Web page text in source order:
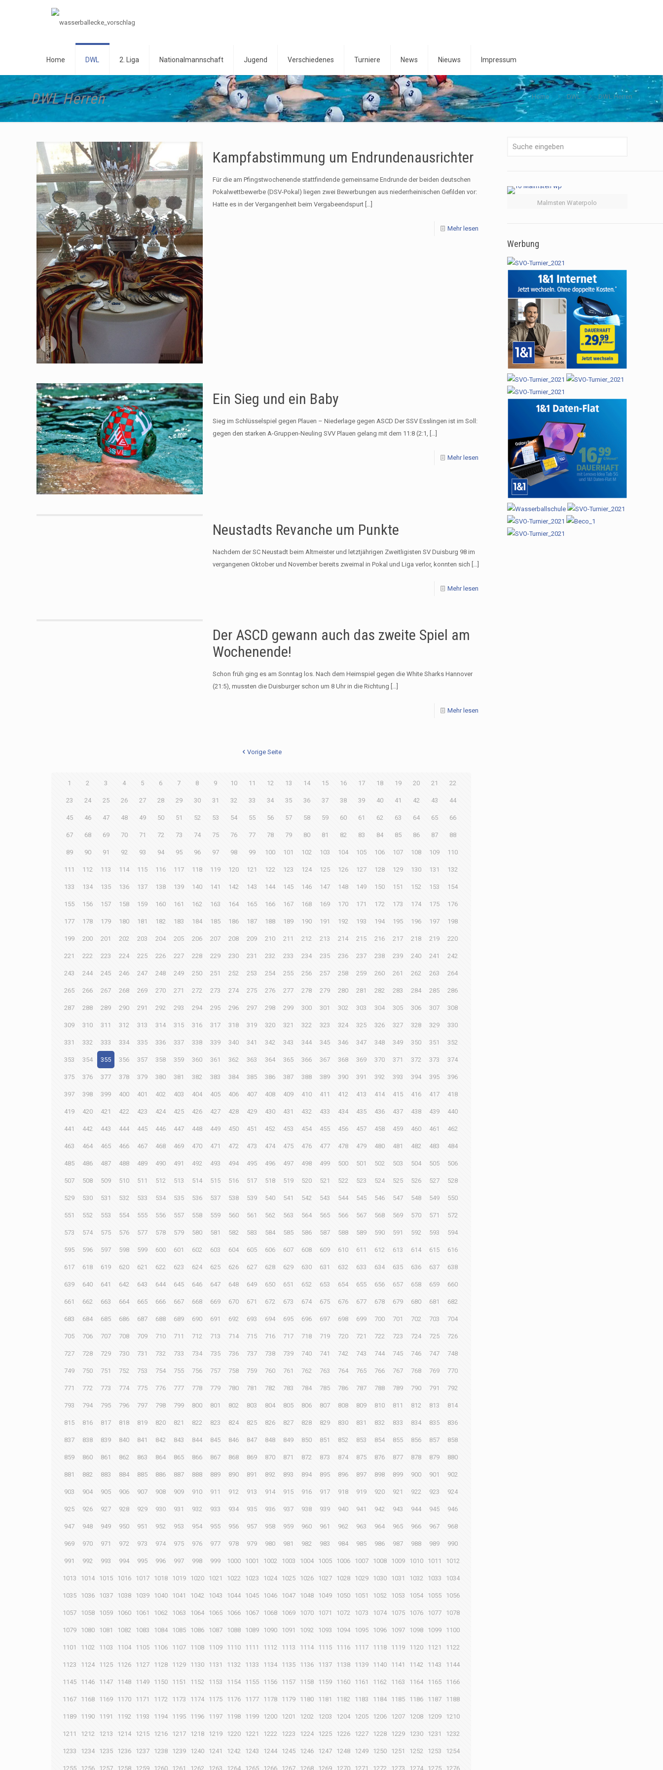
Home DWL 2. Liga Nationalmannschaft Jugend Verschiedenes Turniere News Nieuws Impressum
DWL Herren Home DWL DWL Herren
Kampfabstimmung um Endrundenausrichter
Für die am Pfingstwochenende stattfindende gemeinsame Endrunde der beiden deutschen
Pokalwettbewerbe (DSV-Pokal) liegen zwei Bewerbungen aus niederrheinischen Gefilden vor:
Hatte es in der Vergangenheit beim Vergabeendspurt[…]
Mehr lesen
Ein Sieg und ein Baby
Sieg im Schlüsselspiel gegen Plauen – Niederlage gegen ASCD Der SSV Esslingen ist im Soll:
gegen den starken A-Gruppen-Neuling SVV Plauen gelang mit dem 11:8 (2:1,
Mehr lesen
Neustadts Revanche um Punkte
Nachdem der SC Neustadt beim Altmeister und letztjährigen Zweitligisten SV Duisburg 98 im
vergangenen Oktober und November bereits zweimal in Pokal und Liga verlor, konnten sich […]
Mehr lesen
Der ASCD gewann auch das zweite Spiel am
Wochenende!
Schon früh ging es am Sonntag los. Nach dem Heimspiel gegen die White Sharks Hannover
(21:5), mussten die Duisburger schon um 8 Uhr in die Richtung […]
Mehr lesen
Vorige Seite
1 2 3 4 5 6 7 8 9 10 11 12 13 14 15 16 17 18 19 20 21 22
23 24 25 26 27 28 29 30 31 32 33 34 35 36 37 38 39 40 41 42 43 44
45 46 47 48 49 50 51 52 53 54 55 56 57 58 59 60 61 62 63 64 65 66
67 68 69 70 71 72 73 74 75 76 77 78 79 80 81 82 83 84 85 86 87 88
89 90 91 92 93 94 95 96 97 98 99 100 101 102 103 104 105 106 107 108 109 110
111 112 113 114 115 116 117 118 119 120 121 122 123 124 125 126 127 128 129 130 131 132
133 134 135 136 137 138 139 140 141 142 143 144 145 146 147 148 149 150 151 152 153 154
155 156 157 158 159 160 161 162 163 164 165 166 167 168 169 170 171 172 173 174 175 176
177 178 179 180 181 182 183 184 185 186 187 188 189 190 191 192 193 194 195 196 197 198
199 200 201 202 203 204 205 206 207 208 209 210 211 212 213 214 215 216 217 218 219 220
221 222 223 224 225 226 227 228 229 230 231 232 233 234 235 236 237 238 239 240 241 242
243 244 245 246 247 248 249 250 251 252 253 254 255 256 257 258 259 260 261 262 263 264
265 266 267 268 269 270 271 272 273 274 275 276 277 278 279 280 281 282 283 284 285 286
287 288 289 290 291 292 293 294 295 296 297 298 299 300 301 302 303 304 305 306 307 308
309 310 311 312 313 314 315 316 317 318 319 320 321 322 323 324 325 326 327 328 329 330
331 332 333 334 335 336 337 338 339 340 341 342 343 344 345 346 347 348 349 350 351 352
353 354 355 356 357 358 359 360 361 362 363 364 365 366 367 368 369 370 371 372 373 374
375 376 377 378 379 380 381 382 383 384 385 386 387 388 389 390 391 392 393 394 395 396
397 398 399 400 401 402 403 404 405 406 407 408 409 410 411 412 413 414 415 416 417 418
419 420 421 422 423 424 425 426 427 428 429 430 431 432 433 434 435 436 437 438 439 440
441 442 443 444 445 446 447 448 449 450 451 452 453 454 455 456 457 458 459 460 461 462
463 464 465 466 467 468 469 470 471 472 473 474 475 476 477 478 479 480 481 482 483 484
485 486 487 488 489 490 491 492 493 494 495 496 497 498 499 500 501 502 503 504 505 506
507 508 509 510 511 512 513 514 515 516 517 518 519 520 521 522 523 524 525 526 527 528
529 530 531 532 533 534 535 536 537 538 539 540 541 542 543 544 545 546 547 548 549 550
551 552 553 554 555 556 557 558 559 560 561 562 563 564 565 566 567 568 569 570 571 572
573 574 575 576 577 578 579 580 581 582 583 584 585 586 587 588 589 590 591 592 593 594
595 596 597 598 599 600 601 602 603 604 605 606 607 608 609 610 611 612 613 614 615 616
617 618 619 620 621 622 623 624 625 626 627 628 629 630 631 632 633 634 635 636 637 638
639 640 641 642 643 644 645 646 647 648 649 650 651 652 653 654 655 656 657 658 659 660
661 662 663 664 665 666 667 668 669 670 671 672 673 674 675 676 677 678 679 680 681 682
683 684 685 686 687 688 689 690 691 692 693 694 695 696 697 698 699 700 701 702 703 704
705 706 707 708 709 710 711 712 713 714 715 716 717 718 719 720 721 722 723 724 725 726
727 728 729 730 731 732 733 734 735 736 737 738 739 740 741 742 743 744 745 746 747 748
749 750 751 752 753 754 755 756 757 758 759 760 761 762 763 764 765 766 767 768 769 770
771 772 773 774 775 776 777 778 779 780 781 782 783 784 785 786 787 788 789 790 791 792
793 794 795 796 797 798 799 800 801 802 803 804 805 806 807 808 809 810 811 812 813 814
815 816 817 818 819 820 821 822 823 824 825 826 827 828 829 830 831 832 833 834 835 836
837 838 839 840 841 842 843 844 845 846 847 848 849 850 851 852 853 854 855 856 857 858
859 860 861 862 863 864 865 866 867 868 869 870 871 872 873 874 875 876 877 878 879 880
881 882 883 884 885 886 887 888 889 890 891 892 893 894 895 896 897 898 899 900 901 902
903 904 905 906 907 908 909 910 911 912 913 914 915 916 917 918 919 920 921 922 923 924
925 926 927 928 929 930 931 932 933 934 935 936 937 938 939 940 941 942 943 944 945 946
947 948 949 950 951 952 953 954 955 956 957 958 959 960 961 962 963 964 965 966 967 968
969 970 971 972 973 974 975 976 977 978 979 980 981 982 983 984 985 986 987 988 989 990
991 992 993 994 995 996 997 998 999 1000 1001 1002 1003 1004 1005 1006 1007 1008 1009 1010 1011 1012
1013 1014 1015 1016 1017 1018 1019 1020 1021 1022 1023 1024 1025 1026 1027 1028 1029 1030 1031 1032 1033 1034
1035 1036 1037 1038 1039 1040 1041 1042 1043 1044 1045 1046 1047 1048 1049 1050 1051 1052 1053 1054 1055 1056
1057 1058 1059 1060 1061 1062 1063 1064 1065 1066 1067 1068 1069 1070 1071 1072 1073 1074 1075 1076 1077 1078
1079 1080 1081 1082 1083 1084 1085 1086 1087 1088 1089 1090 1091 1092 1093 1094 1095 1096 1097 1098 1099 1100
1101 1102 1103 1104 1105 1106 1107 1108 1109 1110 1111 1112 1113 1114 1115 1116 1117 1118 1119 1120 1121 1122
1123 1124 1125 1126 1127 1128 1129 1130 1131 1132 1133 1134 1135 1136 1137 1138 1139 1140 1141 1142 1143 1144
1145 1146 1147 1148 1149 1150 1151 1152 1153 1154 1155 1156 1157 1158 1159 1160 1161 1162 1163 1164 1165 1166
1167 1168 1169 1170 1171 1172 1173 1174 1175 1176 1177 1178 1179 1180 1181 1182 1183 1184 1185 1186 1187 1188
1189 1190 1191 1192 1193 1194 1195 1196 1197 1198 1199 1200 1201 1202 1203 1204 1205 1206 1207 1208 1209 1210
1211 1212 1213 1214 1215 1216 1217 1218 1219 1220 1221 1222 1223 1224 1225 1226 1227 1228 1229 1230 1231 1232
1233 1234 1235 1236 1237 1238 1239 1240 1241 1242 1243 1244 1245 1246 1247 1248 1249 1250 1251 1252 1253 1254
1255 1256 1257 1258 1259 1260 1261 1262 1263 1264 1265 1266 1267 1268 1269 1270 1271 1272 1273 1274 1275 1276
Malmsten Waterpolo
Werbung